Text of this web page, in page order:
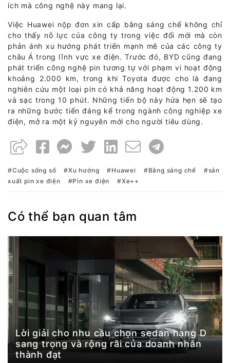
ích mà công nghệ này mang lại.
Việc Huawei nộp đơn xin cấp bằng sáng chế không chỉ
cho thấy nỗ lực của công ty trong việc đổi mới mà còn
phản ánh xu hướng phát triển mạnh mẽ của các công ty
châu Á trong lĩnh vực xe điện. Trước đó, BYD cũng đang
phát triển công nghệ pin tương tự với phạm vi hoạt động
khoảng 2.000 km, trong khi Toyota được cho là đang
nghiên cứu một loại pin có khả năng hoạt động 1.200 km
và sạc trong 10 phút. Những tiến bộ này hứa hẹn sẽ tạo
ra những bước tiến đáng kể trong ngành công nghiệp xe
điện, mở ra một kỷ nguyên mới cho người tiêu dùng.
Cuộc sống số Xu hướng Huawei Bằng sáng chế
sản
xuất pin xe điện
Pin xe điện Xe++
Có thể bạn quan tâm
Lời giải cho nhu cầu chọn sedan hạng D
sang trọng và rộng rãi của doanh nhân
thành đạt